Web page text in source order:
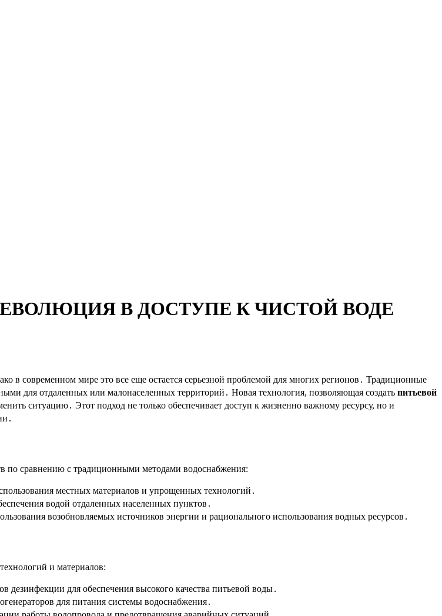
В ДОСТУПЕ К ЧИСТОЙ ВОДЕ
в современном мире это все еще остается серьезной проблемой для многих регионов․ Традиционные
для отдаленных или малонаселенных территорий․ Новая технология, позволяющая создать питьевой
ситуацию․ Этот подход не только обеспечивает доступ к жизненно важному ресурсу, но и
по сравнению с традиционными методами водоснабжения:
местных материалов и упрощенных технологий․
водой отдаленных населенных пунктов․
возобновляемых источников энергии и рационального использования водных ресурсов․
и материалов:
дезинфекции для обеспечения высокого качества питьевой воды․
для питания системы водоснабжения․